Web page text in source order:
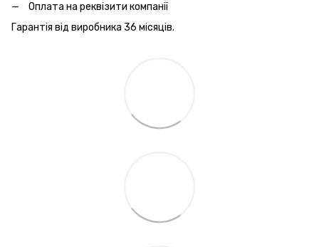
Оплата на реквізити компанії
Гарантія від виробника 36 місяців.